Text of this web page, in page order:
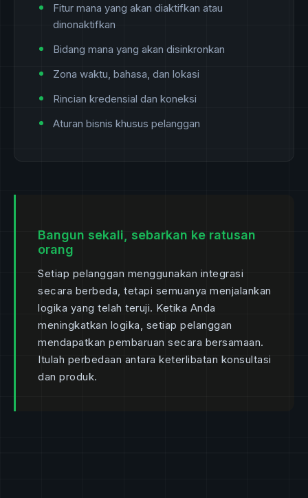
Fitur mana yang akan diaktifkan atau
dinonaktifkan
Bidang mana yang akan disinkronkan
Zona waktu, bahasa, dan lokasi
Rincian kredensial dan koneksi
Aturan bisnis khusus pelanggan
Bangun sekali, sebarkan ke ratusan
orang
Setiap pelanggan menggunakan integrasi
secara berbeda, tetapi semuanya menjalankan
logika yang telah teruji. Ketika Anda
meningkatkan logika, setiap pelanggan
mendapatkan pembaruan secara bersamaan.
Itulah perbedaan antara keterlibatan konsultasi
dan produk.